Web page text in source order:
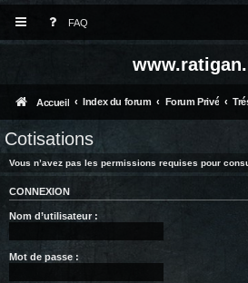
FAQ
Accueil Index du forum Forum Privé
Cotisations
Vous n’avez pas les permissions requises pour
CONNEXION
Nom d’utilisateur :
Mot de passe :